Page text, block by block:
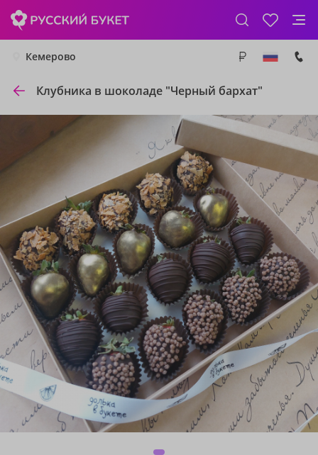
Кемерово
Клубника в шоколаде "Черный бархат"